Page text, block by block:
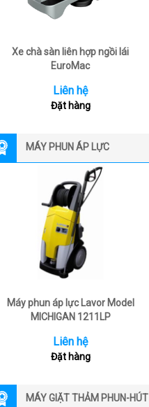
Xe chà sàn liên hợp ngồi lái
EuroMac
Liên hệ
Đặt hàng
MÁY PHUN ÁP LỰC
Máy phun áp lực Lavor Model
MICHIGAN 1211LP
Liên hệ
Đặt hàng
MÁY GIẶT THẢM PHUN-HÚT